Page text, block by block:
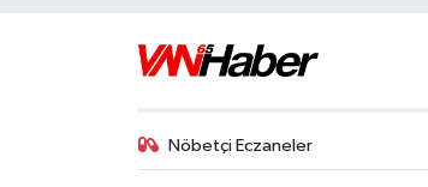
Nöbetçi Eczaneler